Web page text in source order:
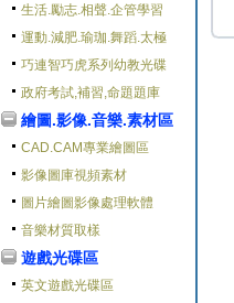
生活.勵志.相聲.企管學習
運動.減肥.瑜珈.舞蹈.太極
巧連智巧虎系列幼教光碟
政府考試,補習,命題題庫
繪圖.影像.音樂.素材區
CAD.CAM專業繪圖區
影像圖庫視頻素材
圖片繪圖影像處理軟體
音樂材質取樣
遊戲光碟區
英文遊戲光碟區